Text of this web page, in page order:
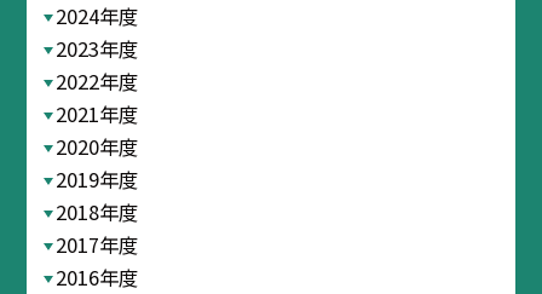
2024年度
2023年度
2022年度
2021年度
2020年度
2019年度
2018年度
2017年度
2016年度